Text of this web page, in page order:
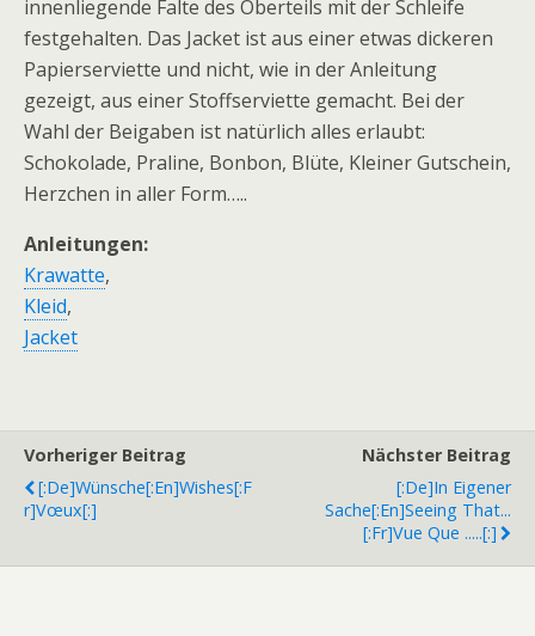
innenliegende Falte des Oberteils mit der Schleife
festgehalten. Das Jacket ist aus einer etwas dickeren
Papierserviette und nicht, wie in der Anleitung
gezeigt, aus einer Stoffserviette gemacht. Bei der
Wahl der Beigaben ist natürlich alles erlaubt:
Schokolade, Praline, Bonbon, Blüte, Kleiner Gutschein,
Herzchen in aller Form…..
Anleitungen:
Krawatte,
Kleid,
Jacket
Vorheriger Beitrag
[:de]Wünsche[:en]Wishes[:f
R]Vœux[:]
Nächster Beitrag
[:de]In Eigener
Sache[:en]Seeing That...
[:fr]Vue Que .....[:]